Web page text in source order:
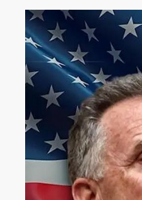
پیش‌بینی بورس امروز دوشنبه ۱۲ مرداد ماه